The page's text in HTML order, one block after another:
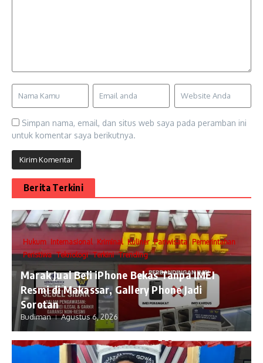
Simpan nama, email, dan situs web saya pada peramban ini
untuk komentar saya berikutnya.
Berita Terkini
Hukum Internasional Kriminal Kuliner Pariwisata Pemerintahan
Peristiwa Teknologi Terkini Trending
​Marak Jual Beli iPhone Bekas Tanpa IMEI
Resmi di Makassar, Gallery Phone Jadi
Sorotan
Budiman Agustus 6, 2026